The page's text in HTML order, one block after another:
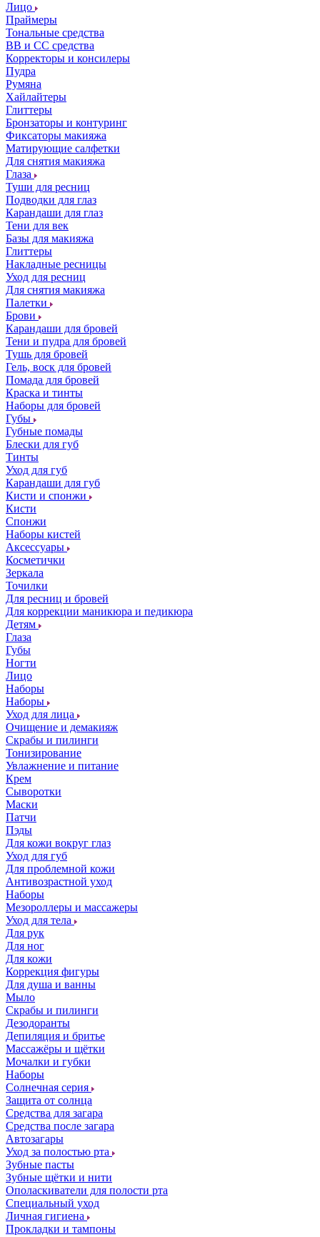
Лицо
Праймеры
Тональные средства
ВВ и СС средства
Корректоры и консилеры
Пудра
Румяна
Хайлайтеры
Глиттеры
Бронзаторы и контуринг
Фиксаторы макияжа
Матирующие салфетки
Для снятия макияжа
Глаза
Туши для ресниц
Подводки для глаз
Карандаши для глаз
Тени для век
Базы для макияжа
Глиттеры
Накладные ресницы
Уход для ресниц
Для снятия макияжа
Палетки
Брови
Карандаши для бровей
Тени и пудра для бровей
Тушь для бровей
Гель, воск для бровей
Помада для бровей
Краска и тинты
Наборы для бровей
Губы
Губные помады
Блески для губ
Тинты
Уход для губ
Карандаши для губ
Кисти и спонжи
Кисти
Спонжи
Наборы кистей
Аксессуары
Косметички
Зеркала
Точилки
Для ресниц и бровей
Для коррекции маникюра и педикюра
Детям
Глаза
Губы
Ногти
Лицо
Наборы
Наборы
Уход для лица
Очищение и демакияж
Скрабы и пилинги
Тонизирование
Увлажнение и питание
Крем
Сыворотки
Маски
Патчи
Пэды
Для кожи вокруг глаз
Уход для губ
Для проблемной кожи
Антивозрастной уход
Наборы
Мезороллеры и массажеры
Уход для тела
Для рук
Для ног
Для кожи
Коррекция фигуры
Для душа и ванны
Мыло
Скрабы и пилинги
Дезодоранты
Депиляция и бритье
Массажёры и щётки
Мочалки и губки
Наборы
Солнечная серия
Защита от солнца
Средства для загара
Средства после загара
Автозагары
Уход за полостью рта
Зубные пасты
Зубные щётки и нити
Ополаскиватели для полости рта
Специальный уход
Личная гигиена
Прокладки и тампоны